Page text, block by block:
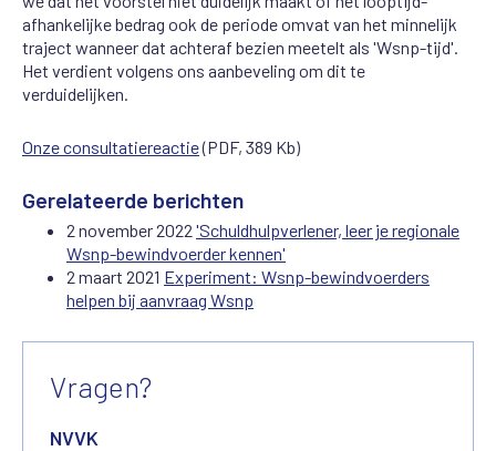
afhankelijke bedrag ook de periode omvat van het minnelijk
traject wanneer dat achteraf bezien meetelt als 'Wsnp-tijd'.
Het verdient volgens ons aanbeveling om dit te
verduidelijken.
Onze consultatiereactie(PDF, 389 Kb)
Gerelateerde berichten
2 november 2022 'Schuldhulpverlener, leer je regionale
Wsnp-bewindvoerder kennen'
2 maart 2021 Experiment: Wsnp-bewindvoerders
helpen bij aanvraag Wsnp
Vragen?
NVVK